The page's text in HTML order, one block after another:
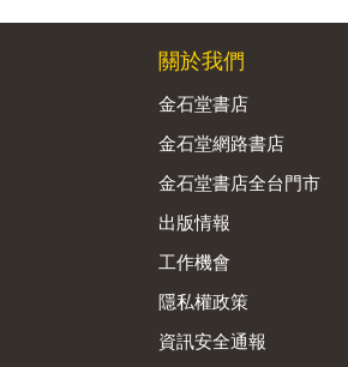
關於我們
金石堂書店
金石堂網路書店
金石堂書店全台門市
出版情報
工作機會
隱私權政策
資訊安全通報